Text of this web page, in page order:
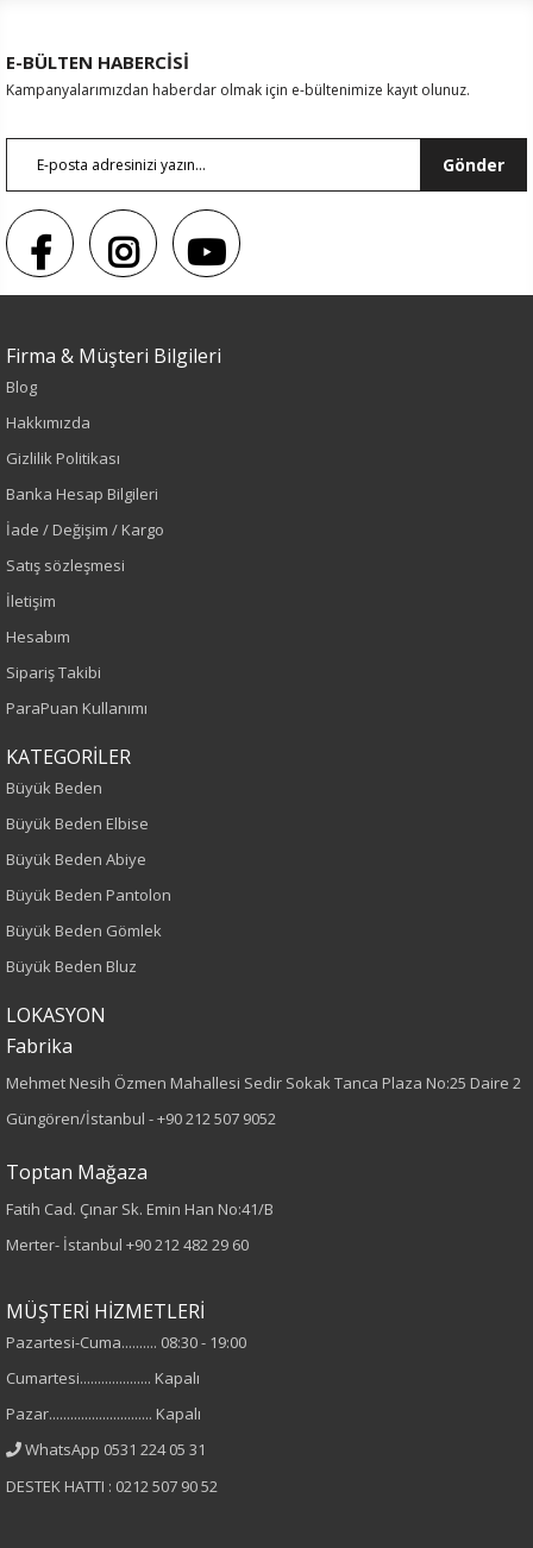
Sezon : YAZLIK
Renk
Siyah
Sezon
İlkbahar-Yaz
Yaş Grubu
Kalıp
Büyük Beden
Boy
75
Örme
Düz
Kumaş
%5 Elastan
Kadın
Kol Tipi
E-BÜLTEN HABERCİSİ
Kampanyalarımızdan haberdar olmak için e-bültenimize kayıt olunuz.
Gönder
Firma & Müşteri Bilgileri
Blog
Hakkımızda
Gizlilik Politikası
Banka Hesap Bilgileri
İade / Değişim / Kargo
Satış sözleşmesi
İletişim
Hesabım
Sipariş Takibi
ParaPuan Kullanımı
KATEGORİLER
Büyük Beden
Büyük Beden Elbise
Büyük Beden Abiye
Büyük Beden Pantolon
Büyük Beden Gömlek
Büyük Beden Bluz
LOKASYON
Fabrika
Mehmet Nesih Özmen Mahallesi Sedir Sokak Tanca Plaza No:25 Daire 2
Güngören/İstanbul -+90 212 507 9052
Toptan Mağaza
Fatih Cad. Çınar Sk. Emin Han No:41/B
Merter- İstanbul +90 212 482 29 60
MÜŞTERİ HİZMETLERİ
Pazartesi-Cuma.......... 08:30 - 19:00
Cumartesi.................... Kapalı
Pazar............................. Kapalı
WhatsApp 0531 224 05 31
DESTEK HATTI : 0212 507 90 52